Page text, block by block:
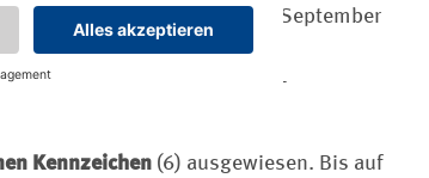
nutzen. Seit dem 26. September
Fahrzeuge im Sinne des
Plug-in-
Kennzeichen (6) ausgewiesen. Bis auf